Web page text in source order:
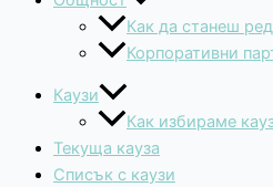
Как да станеш
Корпоративни
Каузи
Как избираме
Текуща кауза
Списък с каузи